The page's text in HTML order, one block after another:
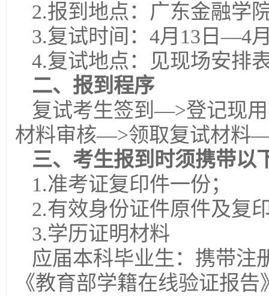
2.报到地点：广东金融学
3.复试时间：4月13日—4
4.复试地点：见现场安排
二、报到程序
复试考生签到—>登记现
材料审核—>领取复试材料
三、考生报到时须携带以
1.准考证复印件一份；
2.有效身份证件原件及复
3.学历证明材料
应届本科毕业生：携带注
《教育部学籍在线验证报